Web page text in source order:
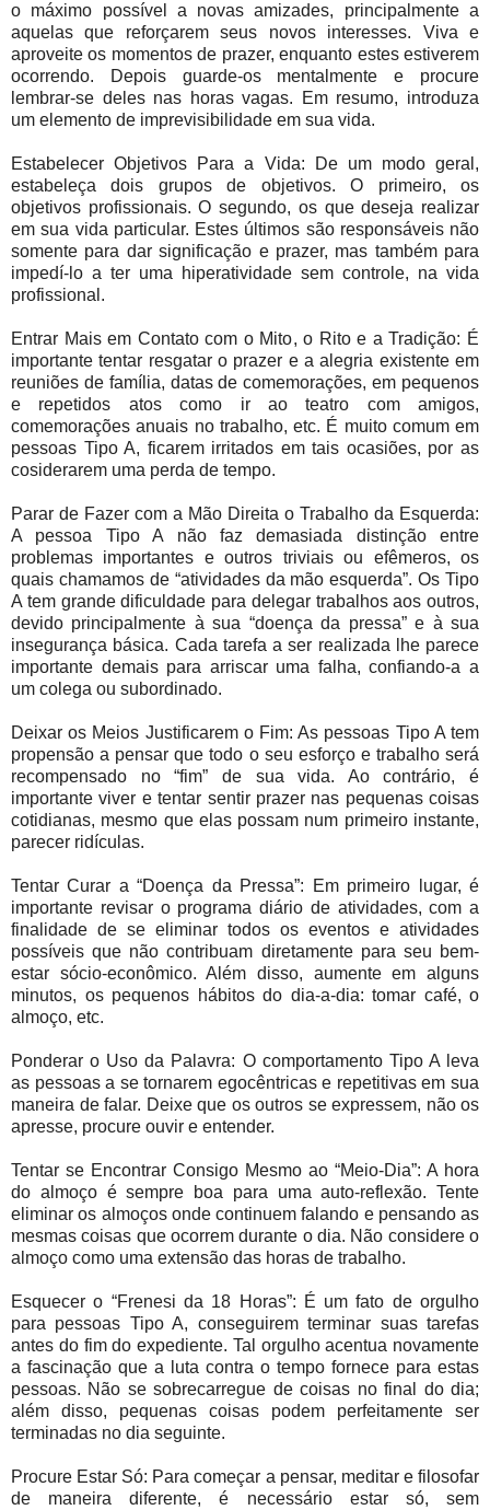
o máximo possível a novas amizades, principalmente a
aquelas que reforçarem seus novos interesses. Viva e
aproveite os momentos de prazer, enquanto estes estiverem
ocorrendo. Depois guarde-os mentalmente e procure
lembrar-se deles nas horas vagas. Em resumo, introduza
um elemento de imprevisibilidade em sua vida.
Estabelecer Objetivos Para a Vida: De um modo geral,
estabeleça dois grupos de objetivos. O primeiro, os
objetivos profissionais. O segundo, os que deseja realizar
em sua vida particular. Estes últimos são responsáveis não
somente para dar significação e prazer, mas também para
impedí-lo a ter uma hiperatividade sem controle, na vida
profissional.
Entrar Mais em Contato com o Mito, o Rito e a Tradição: É
importante tentar resgatar o prazer e a alegria existente em
reuniões de família, datas de comemorações, em pequenos
e repetidos atos como ir ao teatro com amigos,
comemorações anuais no trabalho, etc. É muito comum em
pessoas Tipo A, ficarem irritados em tais ocasiões, por as
cosiderarem uma perda de tempo.
Parar de Fazer com a Mão Direita o Trabalho da Esquerda:
A pessoa Tipo A não faz demasiada distinção entre
problemas importantes e outros triviais ou efêmeros, os
quais chamamos de “atividades da mão esquerda”. Os Tipo
A tem grande dificuldade para delegar trabalhos aos outros,
devido principalmente à sua “doença da pressa” e à sua
insegurança básica. Cada tarefa a ser realizada lhe parece
importante demais para arriscar uma falha, confiando-a a
um colega ou subordinado.
Deixar os Meios Justificarem o Fim: As pessoas Tipo A tem
propensão a pensar que todo o seu esforço e trabalho será
recompensado no “fim” de sua vida. Ao contrário, é
importante viver e tentar sentir prazer nas pequenas coisas
cotidianas, mesmo que elas possam num primeiro instante,
parecer ridículas.
Tentar Curar a “Doença da Pressa”: Em primeiro lugar, é
importante revisar o programa diário de atividades, com a
finalidade de se eliminar todos os eventos e atividades
possíveis que não contribuam diretamente para seu bem-
estar sócio-econômico. Além disso, aumente em alguns
minutos, os pequenos hábitos do dia-a-dia: tomar café, o
almoço, etc.
Ponderar o Uso da Palavra: O comportamento Tipo A leva
as pessoas a se tornarem egocêntricas e repetitivas em sua
maneira de falar. Deixe que os outros se expressem, não os
apresse, procure ouvir e entender.
Tentar se Encontrar Consigo Mesmo ao “Meio-Dia”: A hora
do almoço é sempre boa para uma auto-reflexão. Tente
eliminar os almoços onde continuem falando e pensando as
mesmas coisas que ocorrem durante o dia. Não considere o
almoço como uma extensão das horas de trabalho.
Esquecer o “Frenesi da 18 Horas”: É um fato de orgulho
para pessoas Tipo A, conseguirem terminar suas tarefas
antes do fim do expediente. Tal orgulho acentua novamente
a fascinação que a luta contra o tempo fornece para estas
pessoas. Não se sobrecarregue de coisas no final do dia;
além disso, pequenas coisas podem perfeitamente ser
terminadas no dia seguinte.
Procure Estar Só: Para começar a pensar, meditar e filosofar
de maneira diferente, é necessário estar só, sem